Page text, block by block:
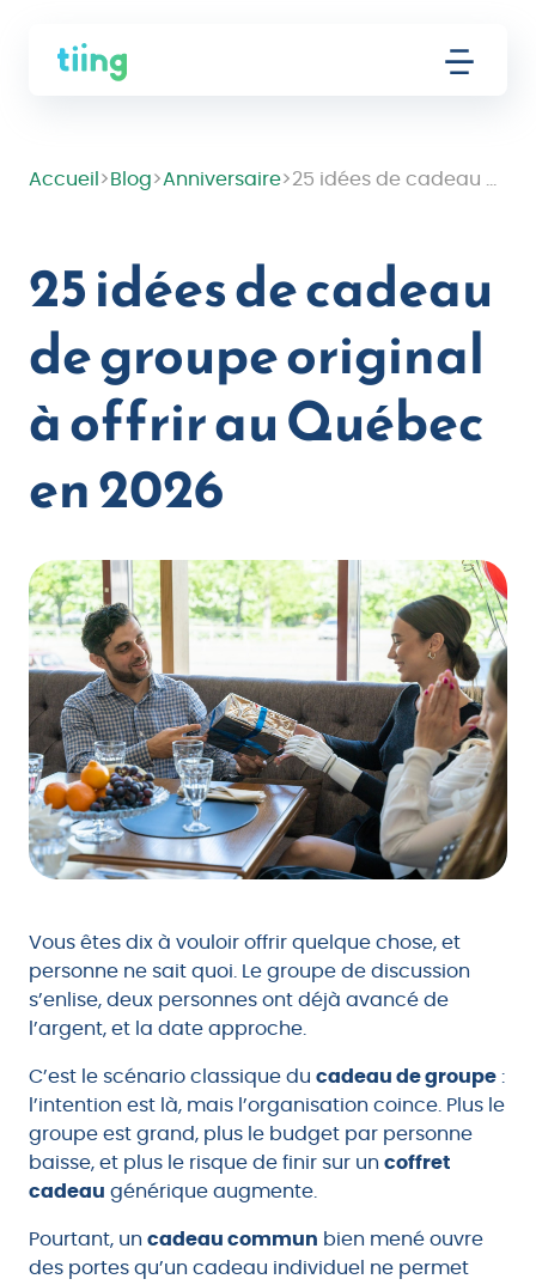
Accueil > Blog>Anniversaire>
25 idées de cadeau
de groupe original
à offrir au Québec
en 2026
Vous êtes dix à vouloir offrir quelque chose, et
personne ne sait quoi. Le groupe de discussion
s’enlise, deux personnes ont déjà avancé de
l’argent, et la date approche.
C’est le scénario classique du cadeau de groupe :
l’intention est là, mais l’organisation coince. Plus le
groupe est grand, plus le budget par personne
baisse, et plus le risque de finir sur un coffret
cadeau générique augmente.
Pourtant, un cadeau commun bien mené ouvre
des portes qu’un cadeau individuel ne permet